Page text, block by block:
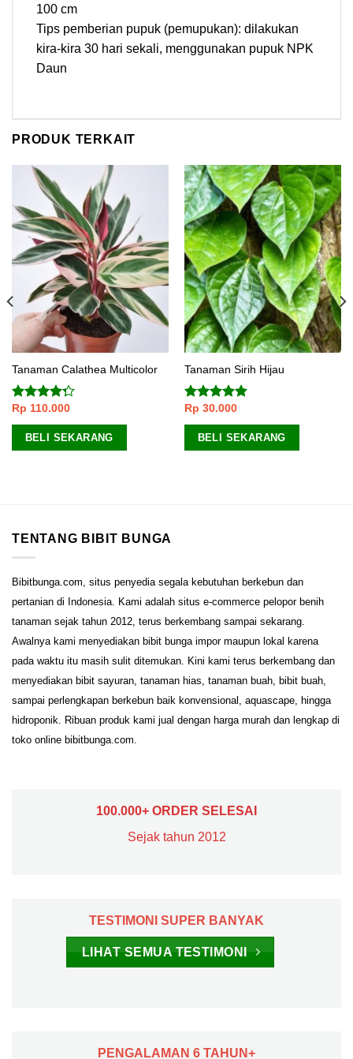
100 cm
Tips pemberian pupuk (pemupukan): dilakukan
kira-kira 30 hari sekali, menggunakan pupuk NPK
Daun
PRODUK TERKAIT
Tanaman Calathea Multicolor
Dinilai
4.00dari
Rp 110.000
BELI SEKARANG
Tanaman Sirih Hijau
Dinilai4.60
dari 5
Rp 30.000
BELI SEKARANG
TENTANG BIBIT BUNGA
Bibitbunga.com, situs penyedia segala kebutuhan berkebun dan
pertanian di Indonesia. Kami adalah situs e-commerce pelopor benih
tanaman sejak tahun 2012, terus berkembang sampai sekarang.
Awalnya kami menyediakan bibit bunga impor maupun lokal karena
pada waktu itu masih sulit ditemukan. Kini kami terus berkembang dan
menyediakan bibit sayuran, tanaman hias, tanaman buah, bibit buah,
sampai perlengkapan berkebun baik konvensional, aquascape, hingga
hidroponik. Ribuan produk kami jual dengan harga murah dan lengkap di
toko online bibitbunga.com.
100.000+ ORDER SELESAI
Sejak tahun 2012
TESTIMONI SUPER BANYAK
LIHAT SEMUA TESTIMONI
PENGALAMAN 6 TAHUN+